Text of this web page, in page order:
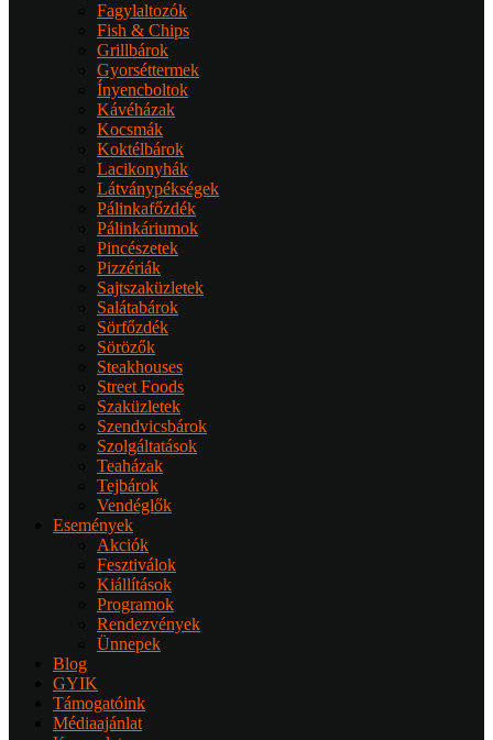
Fagylaltozók
Fish & Chips
Grillbárok
Gyorséttermek
Ínyencboltok
Kávéházak
Kocsmák
Koktélbárok
Lacikonyhák
Látványpékségek
Pálinkafőzdék
Pálinkáriumok
Pincészetek
Pizzériák
Sajtszaküzletek
Salátabárok
Sörfőzdék
Sörözők
Steakhouses
Street Foods
Szaküzletek
Szendvicsbárok
Szolgáltatások
Teaházak
Tejbárok
Vendéglők
Események
Akciók
Fesztiválok
Kiállítások
Programok
Rendezvények
Ünnepek
Blog
GYIK
Támogatóink
Médiaajánlat